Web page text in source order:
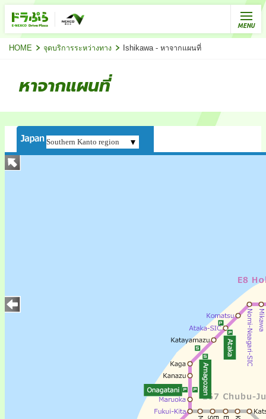
HOME จุดบริการระหว่างทาง Ishikawa - หาจากแผนที่
หาจากแผนที่